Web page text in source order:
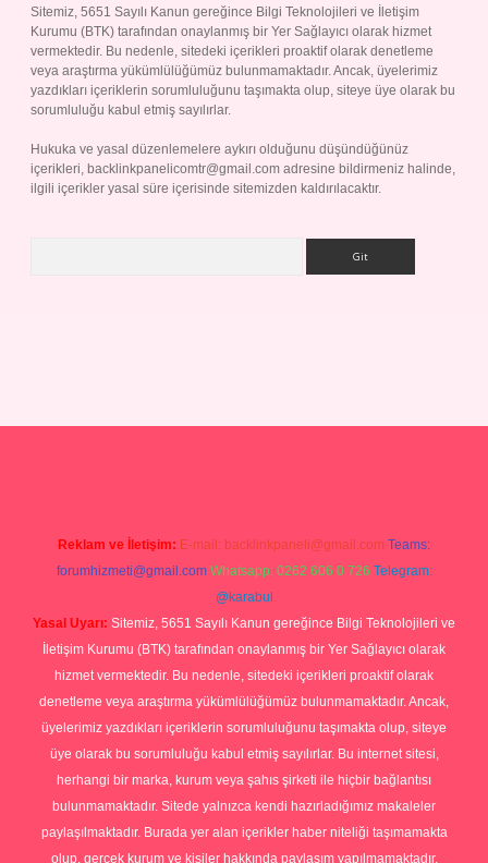
Sitemiz, 5651 Sayılı Kanun gereğince Bilgi Teknolojileri ve İletişim
Kurumu (BTK) tarafından onaylanmış bir Yer Sağlayıcı olarak hizmet
vermektedir. Bu nedenle, sitedeki içerikleri proaktif olarak denetleme
veya araştırma yükümlülüğümüz bulunmamaktadır. Ancak, üyelerimiz
yazdıkları içeriklerin sorumluluğunu taşımakta olup, siteye üye olarak bu
sorumluluğu kabul etmiş sayılırlar.
Hukuka ve yasal düzenlemelere aykırı olduğunu düşündüğünüz
içerikleri, backlinkpanelicomtr@gmail.com adresine bildirmeniz halinde,
ilgili içerikler yasal süre içerisinde sitemizden kaldırılacaktır.
Reklam ve İletişim: E-mail: backlinkpaneli@gmail.com Teams:
forumhizmeti@gmail.com Whatsapp: 0262 606 0 726 Telegram:
@karabul
Yasal Uyarı: Sitemiz, 5651 Sayılı Kanun gereğince Bilgi Teknolojileri ve
İletişim Kurumu (BTK) tarafından onaylanmış bir Yer Sağlayıcı olarak
hizmet vermektedir. Bu nedenle, sitedeki içerikleri proaktif olarak
denetleme veya araştırma yükümlülüğümüz bulunmamaktadır. Ancak,
üyelerimiz yazdıkları içeriklerin sorumluluğunu taşımakta olup, siteye
üye olarak bu sorumluluğu kabul etmiş sayılırlar. Bu internet sitesi,
herhangi bir marka, kurum veya şahıs şirketi ile hiçbir bağlantısı
bulunmamaktadır. Sitede yalnızca kendi hazırladığımız makaleler
paylaşılmaktadır. Burada yer alan içerikler haber niteliği taşımamakta
olup, gerçek kurum ve kişiler hakkında paylaşım yapılmamaktadır.